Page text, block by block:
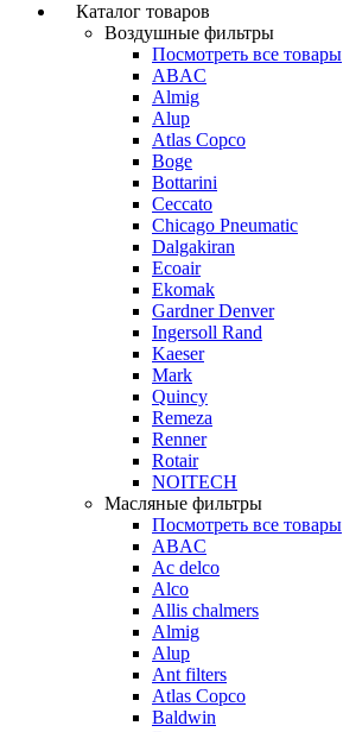
Каталог товаров
Воздушные фильтры
Посмотреть все товары
ABAC
Almig
Alup
Atlas Copco
Boge
Bottarini
Ceccato
Chicago Pneumatic
Dalgakiran
Ecoair
Ekomak
Gardner Denver
Ingersoll Rand
Kaeser
Mark
Quincy
Remeza
Renner
Rotair
NOITECH
Масляные фильтры
Посмотреть все товары
ABAC
Ac delco
Alco
Allis chalmers
Almig
Alup
Ant filters
Atlas Copco
Baldwin